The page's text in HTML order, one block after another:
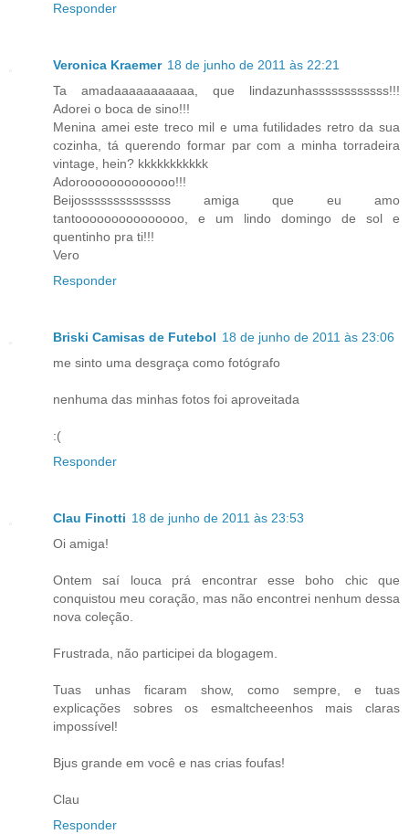
Responder
Veronica Kraemer 18 de junho de 2011 às 22:21
Ta amadaaaaaaaaaaa, que lindazunhassssssssssss!!!
Adorei o boca de sino!!!
Menina amei este treco mil e uma futilidades retro da sua
cozinha, tá querendo formar par com a minha torradeira
vintage, hein? kkkkkkkkkkk
Adorooooooooooooo!!!
Beijossssssssssssss amiga que eu amo
tantooooooooooooooo, e um lindo domingo de sol e
quentinho pra ti!!!
Vero
Responder
Briski Camisas de Futebol 18 de junho de 2011 às 23:06
me sinto uma desgraça como fotógrafo
nenhuma das minhas fotos foi aproveitada
:(
Responder
Clau Finotti 18 de junho de 2011 às 23:53
Oi amiga!
Ontem saí louca prá encontrar esse boho chic que
conquistou meu coração, mas não encontrei nenhum dessa
nova coleção.
Frustrada, não participei da blogagem.
Tuas unhas ficaram show, como sempre, e tuas
explicações sobres os esmaltcheeenhos mais claras
impossível!
Bjus grande em você e nas crias foufas!
Clau
Responder